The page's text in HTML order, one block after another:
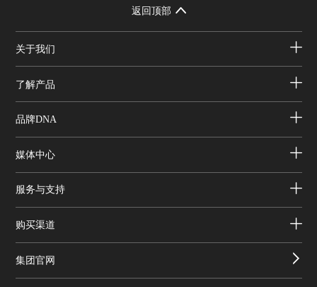
返回顶部
关于我们
了解产品
品牌DNA
媒体中心
服务与支持
购买渠道
集团官网